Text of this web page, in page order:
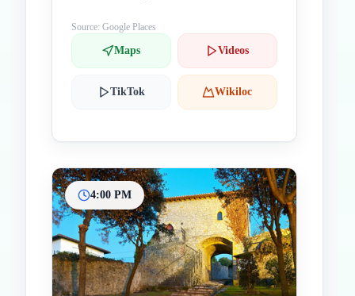
Source: Google Places
Maps Videos
TikTok Wikiloc
4:00 PM